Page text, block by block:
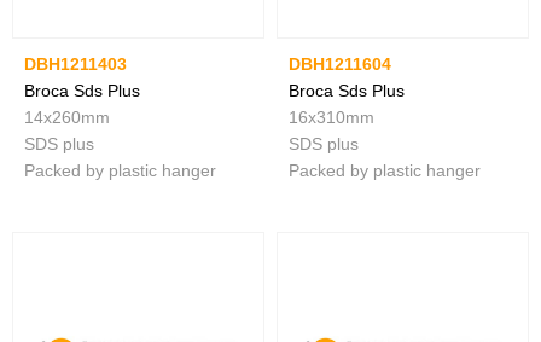
DBH1211403
Broca Sds Plus
14x260mm
SDS plus
Packed by plastic hanger
DBH1211604
Broca Sds Plus
16x310mm
SDS plus
Packed by plastic hanger